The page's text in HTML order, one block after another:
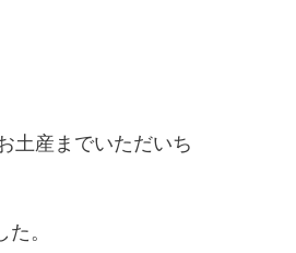
土産までいただいち
。